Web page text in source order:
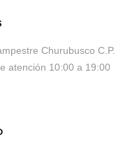
Churubusco C.P.
atención 10:00 a 19:00